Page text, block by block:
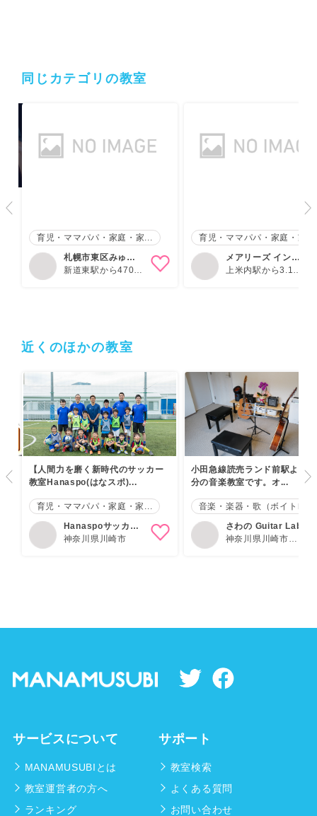
同じカテゴリの教室
育児・ママパパ・家庭・家...
札幌市東区みゅー
ピアノ教室
新道東駅から470m
育児・ママパパ・家庭・家...
メアリーズ イング
リッシュトー…
上米内駅から3.1km
近くのほかの教室
【人間力を磨く新時代のサッカー
教室Hanaspo(はなスポ)...
育児・ママパパ・家庭・家...
Hanaspoサッカー
教室＜川崎校＞
神奈川県川崎市
小田急線読売ランド前駅より
分の音楽教室です。オ...
音楽・楽器・歌（ボイトレ...
さわの Guitar Lab.
神奈川県川崎市多
サービスについて
MANAMUSUBIとは
教室運営者の方へ
ランキング
サポート
教室検索
よくある質問
お問い合わせ